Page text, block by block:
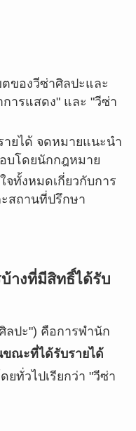
ของวีซ่าศิลปะและ
ารแสดง" และ "วีซ่า
ายได้ จดหมายแนะนำ
บโดยนักกฎหมาย
จทั้งหมดเกี่ยวกับการ
สถานที่ปรึกษา
างที่มีสิทธิ์ได้รับ
ลปะ") คือการพำนัก
ขณะที่ได้รับรายได้
ยทั่วไปเรียกว่า "วีซ่า